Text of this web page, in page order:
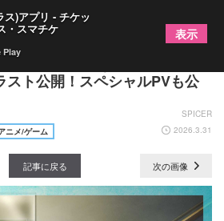
』と『正反対な君と僕』主人
スト公開！スペシャルPVも公
SPICER
ニメ/ゲーム 2026.3.31
記事に戻る 次の画像
ス)アプリ - チケッ
・スマチケ
Play
表示